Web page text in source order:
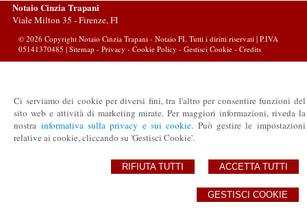
Ci serviamo dei cookie per diversi fini, tra l'altro per consentire funzioni del
sito web e attività di marketing mirate. Per maggiori informazioni, riveda la
nostra informativa sulla privacy e sui cookie. Può gestire le impostazioni
relative ai cookie, cliccando su 'Gestisci Cookie'.
ACCETTA TUTTI
RIFIUTA TUTTI
GESTISCI COOKIE
Notaio Cinzia Trapani
Viale Milton 35 -Firenze,FI
© 2026 Copyright Notaio Cinzia Trapani - Notaio FI. Tutti i diritti riservati | P.IVA
05141370485 | Sitemap- Privacy - Cookie Policy - Gestisci Cookie- Credits